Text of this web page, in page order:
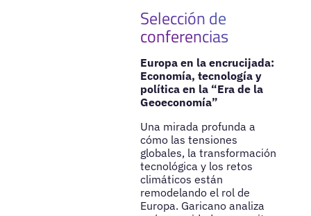
Selección de
conferencias
Europa en la encrucijada:
Economía, tecnología y
política en la “Era de la
Geoeconomía”
Una mirada profunda a
cómo las tensiones
globales, la transformación
tecnológica y los retos
climáticos están
remodelando el rol de
Europa. Garicano analiza